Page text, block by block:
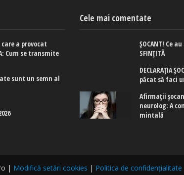
a provocat
Cum se transmite
sunt un semn al
Cele mai comentate
ȘOCANT! Ce
SFINȚITĂ
DECLARAȚIA
păcat să faci
Afirmaţii
neurolog: A
mintală
| Modifică setări cookies | Politica de confidențialitate